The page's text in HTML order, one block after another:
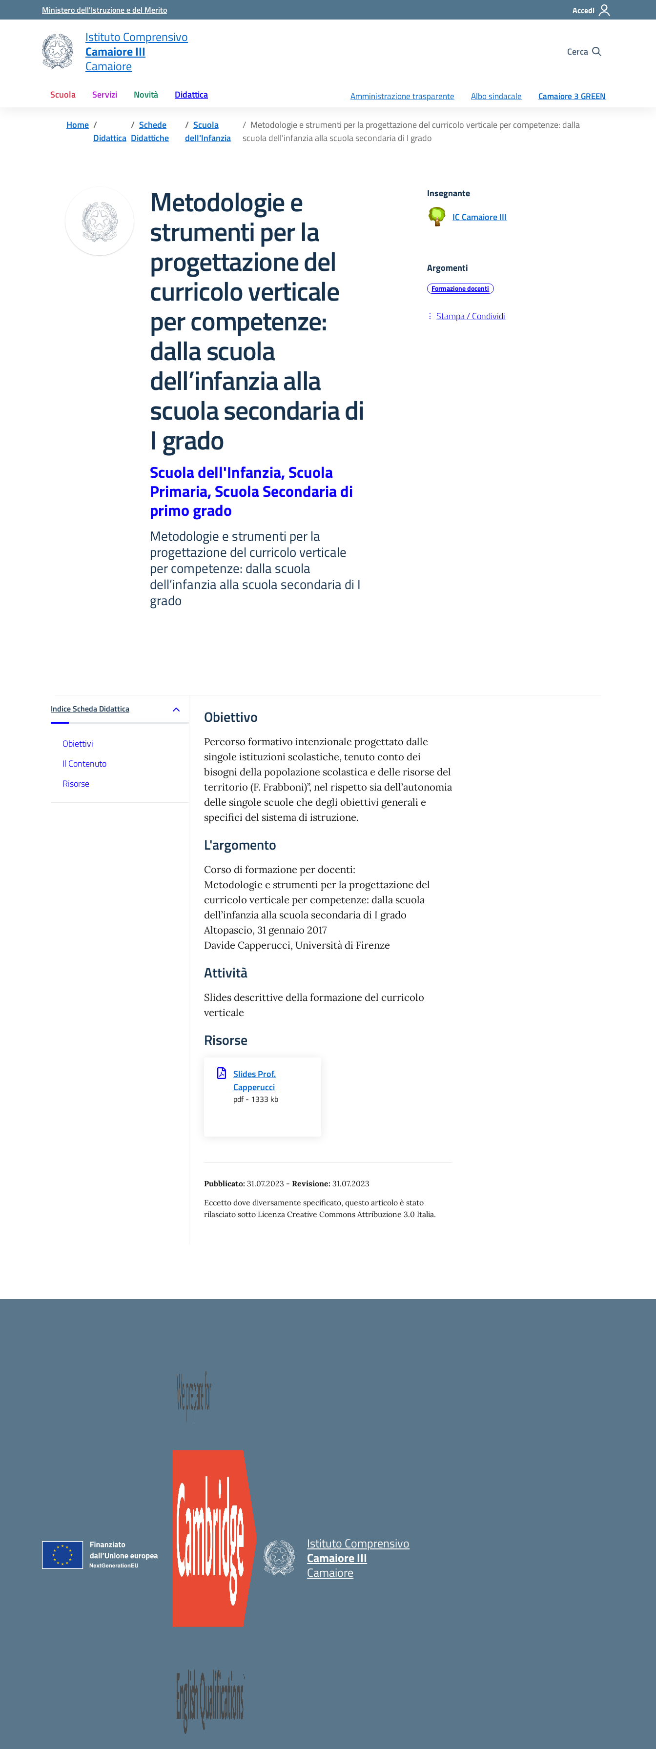
Vai ai contenuti
Vai al menu di navigazione
Ministero dell'Istruzione e del Merito Accedi
Istituto Comprensivo
Camaiore III
Camaiore
Cerca
Scuola Servizi Novità Didattica Amministrazione trasparente Albo sindacale Camaiore 3 GREEN
Home
Didattica
Schede
Didattiche
Scuola
dell'Infanzia
Metodologie e strumenti per la progettazione del curricolo verticale per competenze: dalla
scuola dell’infanzia alla scuola secondaria di I grado
Metodologie e
strumenti per la
progettazione del
curricolo verticale
per competenze:
dalla scuola
dell’infanzia alla
scuola secondaria di
I grado
Scuola dell'Infanzia, Scuola
Primaria, Scuola Secondaria di
primo grado
Metodologie e strumenti per la
progettazione del curricolo verticale
per competenze: dalla scuola
dell’infanzia alla scuola secondaria di I
grado
Insegnante
IC Camaiore III
Argomenti
Formazione docenti
Stampa / Condividi
Indice Scheda Didattica
Obiettivi
Il Contenuto
Risorse
Obiettivo
Percorso formativo intenzionale progettato dalle
singole istituzioni scolastiche, tenuto conto dei
bisogni della popolazione scolastica e delle risorse del
territorio (F. Frabboni)”, nel rispetto sia dell’autonomia
delle singole scuole che degli obiettivi generali e
specifici del sistema di istruzione.
L'argomento
Corso di formazione per docenti:
Metodologie e strumenti per la progettazione del
curricolo verticale per competenze: dalla scuola
dell’infanzia alla scuola secondaria di I grado
Altopascio, 31 gennaio 2017
Davide Capperucci, Università di Firenze
Attività
Slides descrittive della formazione del curricolo
verticale
Risorse
Slides Prof.
Capperucci
pdf - 1333 kb
Pubblicato: 31.07.2023 - Revisione: 31.07.2023
Eccetto dove diversamente specificato, questo articolo è stato
rilasciato sotto Licenza Creative Commons Attribuzione 3.0 Italia.
Istituto Comprensivo
Camaiore III
Camaiore